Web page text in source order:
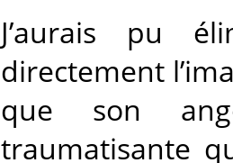
J’aurais pu
directement
que son
traumatisante